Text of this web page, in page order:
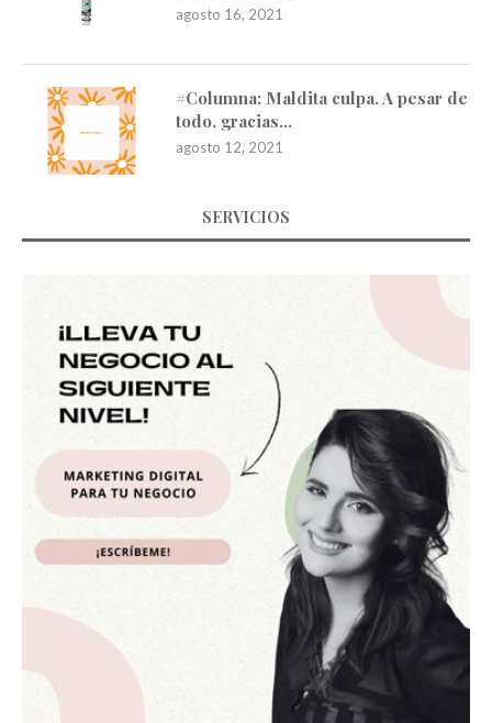
agosto 16, 2021
#Columna: Maldita culpa. A pesar de
todo, gracias…
agosto 12, 2021
SERVICIOS